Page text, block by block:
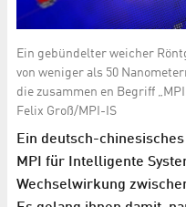
Ein gebündelter weicher
von weniger als 50
die zusammen en Begriff
Felix Groß/MPI-IS
Ein deutsch-
MPI für Intelligente
Wechselwirkung